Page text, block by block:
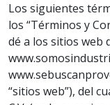
Los siguientes
los “Términos y
dé a los sitios web
“sitios web”), del